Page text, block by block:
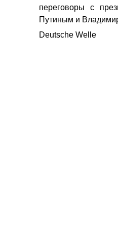
переговоры с
Путиным и
Deutsche Welle